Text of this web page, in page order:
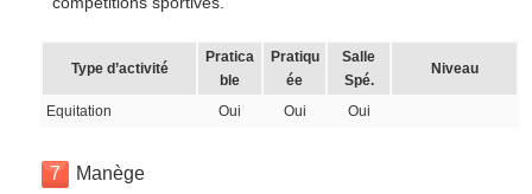
Type d’activité
Pratica
ble
Pratiqu
ée
Salle
Spé.
Niveau
Equitation Oui Oui Oui
7 Manège